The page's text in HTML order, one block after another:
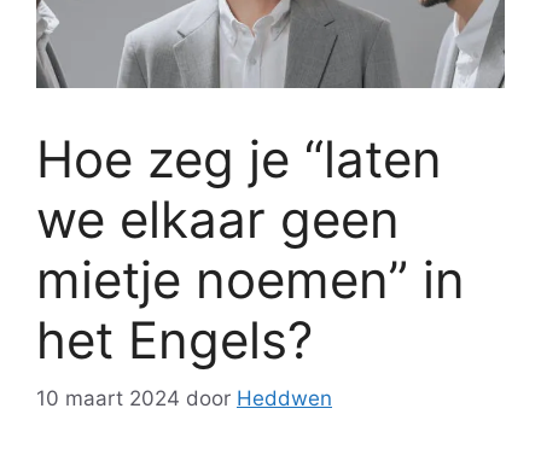
Hoe zeg je “laten
we elkaar geen
mietje noemen” in
het Engels?
10 maart 2024 door Heddwen